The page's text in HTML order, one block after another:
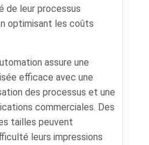
de leur processus
optimisant les coûts
assure une
efficace avec une
des processus et une
commerciales. Des
tailles peuvent
leurs impressions